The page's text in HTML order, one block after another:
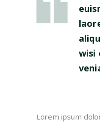
wisi
Lorem ipsum